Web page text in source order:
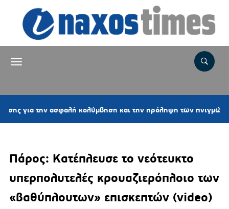
την ασφαλή κολύμβηση και την πρόληψη των πνιγμών
Πάρος: Κατέπλευσε το νεότευκτο
υπερπολυτελές κρουαζιερόπλοιο των
«βαθύπλουτων» επισκεπτών (video)